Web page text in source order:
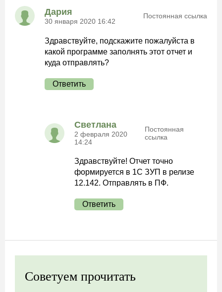
Дария
30 января 2020 16:42
Постоянная ссылка
Здравствуйте, подскажите пожалуйста в
какой программе заполнять этот отчет и
куда отправлять?
Ответить
Светлана
2 февраля 2020
14:24
Постоянная
ссылка
Здравствуйте! Отчет точно
формируется в 1С ЗУП в релизе
12.142. Отправлять в ПФ.
Ответить
Советуем прочитать